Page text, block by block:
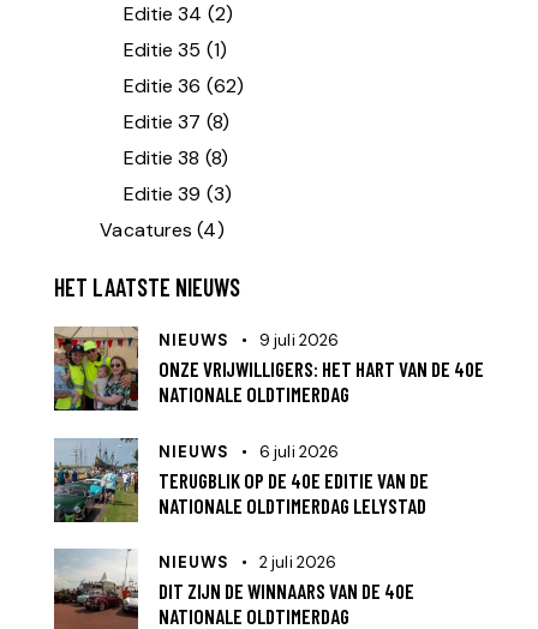
Editie 34 (2)
Editie 35 (1)
Editie 36 (62)
Editie 37 (8)
Editie 38 (8)
Editie 39 (3)
Vacatures (4)
HET LAATSTE NIEUWS
NIEUWS 9 juli 2026
ONZE VRIJWILLIGERS: HET HART VAN DE 40E
NATIONALE OLDTIMERDAG
NIEUWS 6 juli 2026
TERUGBLIK OP DE 40E EDITIE VAN DE
NATIONALE OLDTIMERDAG LELYSTAD
NIEUWS 2 juli 2026
DIT ZIJN DE WINNAARS VAN DE 40E
NATIONALE OLDTIMERDAG